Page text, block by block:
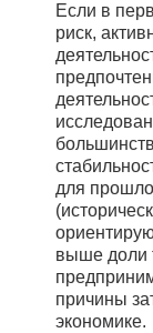
Если в
риск,
для
выше доли
причины
экономике.